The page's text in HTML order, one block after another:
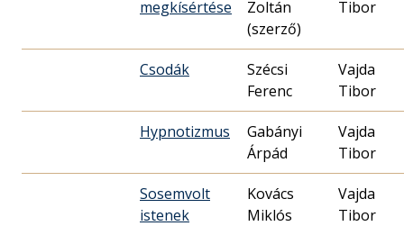
megkísértése
Zoltán
(szerző)
Tibor
Csodák
Szécsi
Ferenc
Vajda
Tibor
Hypnotizmus
Gabányi
Árpád
Vajda
Tibor
Sosemvolt
istenek
Kovács
Miklós
Vajda
Tibor